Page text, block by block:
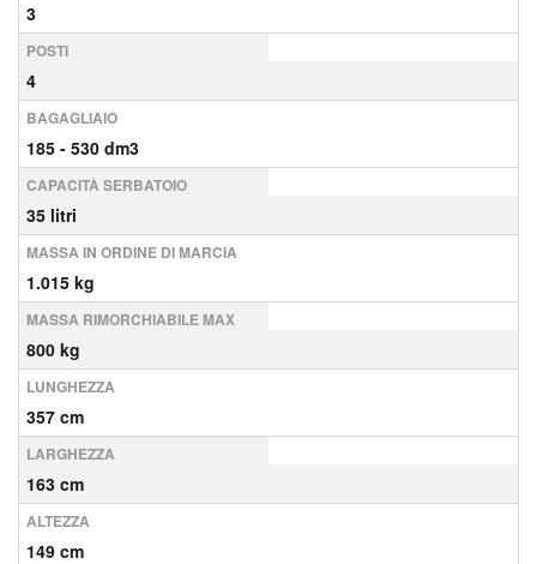
3
POSTI
4
BAGAGLIAIO
185 - 530 dm3
CAPACITÀ SERBATOIO
35 litri
MASSA IN ORDINE DI MARCIA
1.015 kg
MASSA RIMORCHIABILE MAX
800 kg
LUNGHEZZA
357 cm
LARGHEZZA
163 cm
ALTEZZA
149 cm